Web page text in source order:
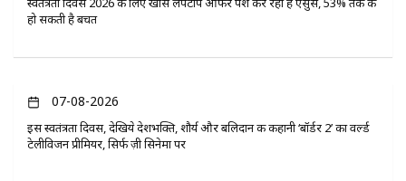
हो सकती है बचत
07-08-2026
इस स्वतंत्रता दिवस, देखिये देशभक्ति, शौर्य और बलिदान की कहानी ‘बॉर्डर 2’ का वर्ल्ड
टेलीविजन प्रीमियर, सिर्फ ज़ी सिनेमा पर